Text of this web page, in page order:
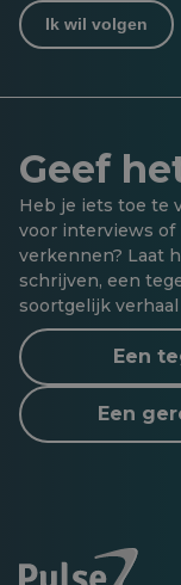
Ik wil volgen
Geef
Heb je iets toe te
voor interviews of
verkennen? Laat
schrijven, een
soortgelijk
Een
Een